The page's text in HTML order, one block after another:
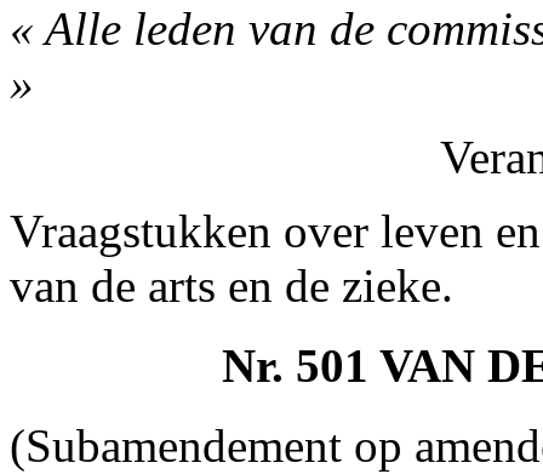
« Alle leden van de
»
Vraagstukken over leven
van de arts en de zieke.
Nr. 501 VAN
(Subamendement op